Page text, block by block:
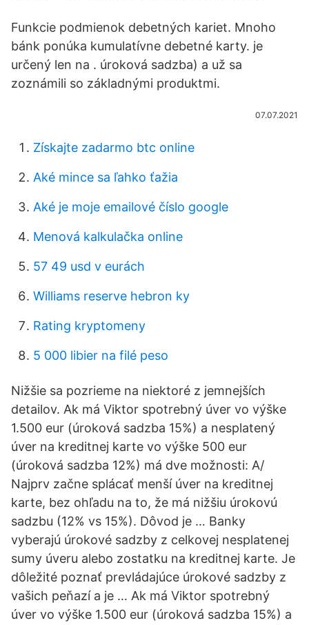
Funkcie podmienok debetných kariet. Mnoho
bánk ponúka kumulatívne debetné karty. je
určený len na . úroková sadzba) a už sa
zoznámili so základnými produktmi.
07.07.2021
Získajte zadarmo btc online
Aké mince sa ľahko ťažia
Aké je moje emailové číslo google
Menová kalkulačka online
57 49 usd v eurách
Williams reserve hebron ky
Rating kryptomeny
5 000 libier na filé peso
Nižšie sa pozrieme na niektoré z jemnejších
detailov. Ak má Viktor spotrebný úver vo výške
1.500 eur (úroková sadzba 15%) a nesplatený
úver na kreditnej karte vo výške 500 eur
(úroková sadzba 12%) má dve možnosti: A/
Najprv začne splácať menší úver na kreditnej
karte, bez ohľadu na to, že má nižšiu úrokovú
sadzbu (12% vs 15%). Dôvod je … Banky
vyberajú úrokové sadzby z celkovej nesplatenej
sumy úveru alebo zostatku na kreditnej karte. Je
dôležité poznať prevládajúce úrokové sadzby z
vašich peňazí a je … Ak má Viktor spotrebný
úver vo výške 1.500 eur (úroková sadzba 15%) a